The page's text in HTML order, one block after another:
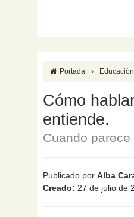
Portada › Educación
Cómo
entiende.
Cuando
Publicado por Alba
Creado: 27 de julio de